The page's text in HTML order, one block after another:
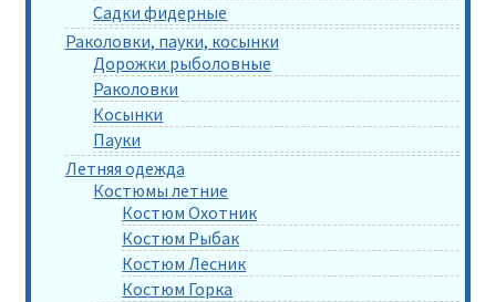
Садки фидерные
Раколовки, пауки, косынки
Дорожки рыболовные
Раколовки
Косынки
Пауки
Летняя одежда
Костюмы летние
Костюм Охотник
Костюм Рыбак
Костюм Лесник
Костюм Горка